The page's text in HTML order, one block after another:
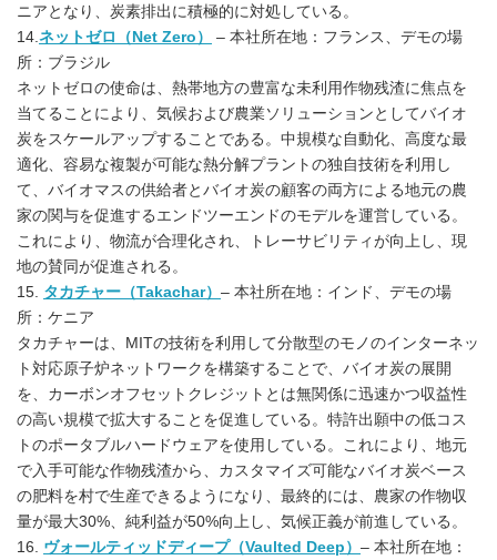
ニアとなり、炭素排出に積極的に対処している。
14.ネットゼロ（Net Zero）
– 本社所在地：フランス、デモの場
所：ブラジル
ネットゼロの使命は、熱帯地方の豊富な未利用作物残渣に焦点を
当てることにより、気候および農業ソリューションとしてバイオ
炭をスケールアップすることである。中規模な自動化、高度な最
適化、容易な複製が可能な熱分解プラントの独自技術を利用し
て、バイオマスの供給者とバイオ炭の顧客の両方による地元の農
家の関与を促進するエンドツーエンドのモデルを運営している。
これにより、物流が合理化され、トレーサビリティが向上し、現
地の賛同が促進される。
15. タカチャー（Takachar） – 本社所在地：インド、デモの場
所：ケニア
タカチャーは、MITの技術を利用して分散型のモノのインターネッ
ト対応原子炉ネットワークを構築することで、バイオ炭の展開
を、カーボンオフセットクレジットとは無関係に迅速かつ収益性
の高い規模で拡大することを促進している。特許出願中の低コス
トのポータブルハードウェアを使用している。これにより、地元
で入手可能な作物残渣から、カスタマイズ可能なバイオ炭ベース
の肥料を村で生産できるようになり、最終的には、農家の作物収
量が最大30%、純利益が50%向上し、気候正義が前進している。
16. ヴォールティッドディープ（Vaulted Deep） – 本社所在地：